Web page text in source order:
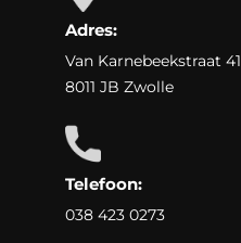
Adres:
Van Karnebeekstraat 41
8011 JB Zwolle
Telefoon:
038 423 0273